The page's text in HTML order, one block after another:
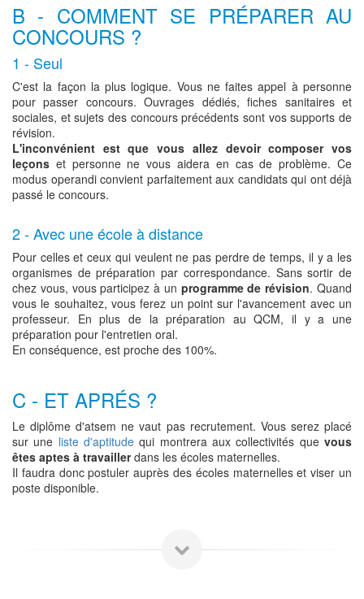
B - COMMENT SE PRÉPARER AU
CONCOURS ?
1 - Seul
C'est la façon la plus logique. Vous ne faites appel à personne
pour passer concours. Ouvrages dédiés, fiches sanitaires et
sociales, et sujets des concours précédents sont vos supports de
révision.
L'inconvénient est que vous allez devoir composer vos
leçons et personne ne vous aidera en cas de problème. Ce
modus operandi convient parfaitement aux candidats qui ont déjà
passé le concours.
2 - Avec une école à distance
Pour celles et ceux qui veulent ne pas perdre de temps, il y a les
organismes de préparation par correspondance. Sans sortir de
chez vous, vous participez à un programme de révision. Quand
vous le souhaitez, vous ferez un point sur l'avancement avec un
professeur. En plus de la préparation au QCM, il y a une
préparation pour l'entretien oral.
En conséquence, est proche des 100%.
C - ET APRÉS ?
Le diplôme d'atsem ne vaut pas recrutement. Vous serez placé
sur une liste d'aptitude qui montrera aux collectivités quevous
êtes aptes à travaillerdans les écoles maternelles.
Il faudra donc postuler auprès des écoles maternelles et viser un
poste disponible.